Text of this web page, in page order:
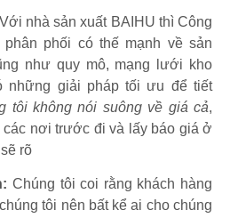
Với nhà sản xuất BAIHU thì Công
phối có thế mạnh về sản
như quy mô, mạng lưới kho
những giải pháp tối ưu để tiết
tôi không nói suông về giá cả,
các nơi trước đi và lấy báo giá ở
rõ
Chúng tôi coi rằng khách hàng
tôi nên bất kể ai cho chúng